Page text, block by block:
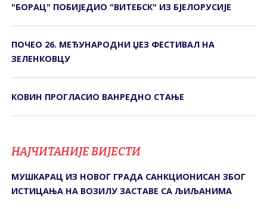
"БОРАЦ" ПОБИЈЕДИО "ВИТЕБСК" ИЗ БЈЕЛОРУСИЈЕ
ПОЧЕО 26. МЕЂУНАРОДНИ ЏЕЗ ФЕСТИВАЛ НА
ЗЕЛЕНКОВЦУ
КОВИН ПРОГЛАСИО ВАНРЕДНО СТАЊЕ
НАЈЧИТАНИЈЕ ВИЈЕСТИ
МУШКАРАЦ ИЗ НОВОГ ГРАДА САНКЦИОНИСАН ЗБОГ
ИСТИЦАЊА НА ВОЗИЛУ ЗАСТАВЕ СА ЉИЉАНИМА